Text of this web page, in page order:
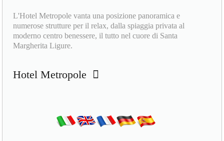
L'Hotel Metropole vanta una posizione panoramica e
numerose strutture per il relax, dalla spiaggia privata al
moderno centro benessere, il tutto nel cuore di Santa
Margherita Ligure.
Hotel Metropole